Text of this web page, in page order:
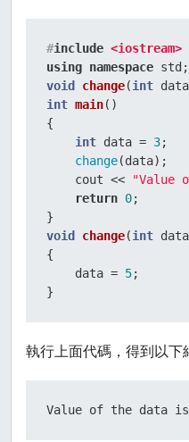
#include <iostream>
using namespace
void
change(int
int main()
{
int data = 3;
change(data);
    cout <<
"Value
return 0;
void
change(int
{
    data =
5;
}
執行上面代碼，得到以下
Value of the data